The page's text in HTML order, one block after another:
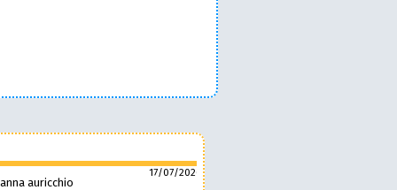
anna auricchio
17/07/2026